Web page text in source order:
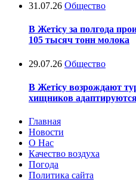
31.07.26 Общество
В Жетісу за полгода
105 тысяч тонн молока
29.07.26 Общество
В Жетісу возрождают
хищников
Главная
Новости
О Нас
Качество воздуха
Погода
Политика сайта